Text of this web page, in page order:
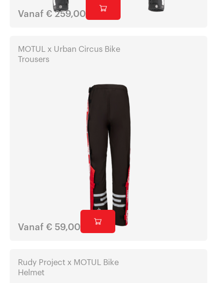
Vanaf € 259,00
MOTUL x Urban Circus Bike
Trousers
Vanaf € 59,00
Rudy Project x MOTUL Bike
Helmet